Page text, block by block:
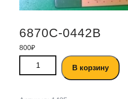
6870C-0442B
800₽
В корзину